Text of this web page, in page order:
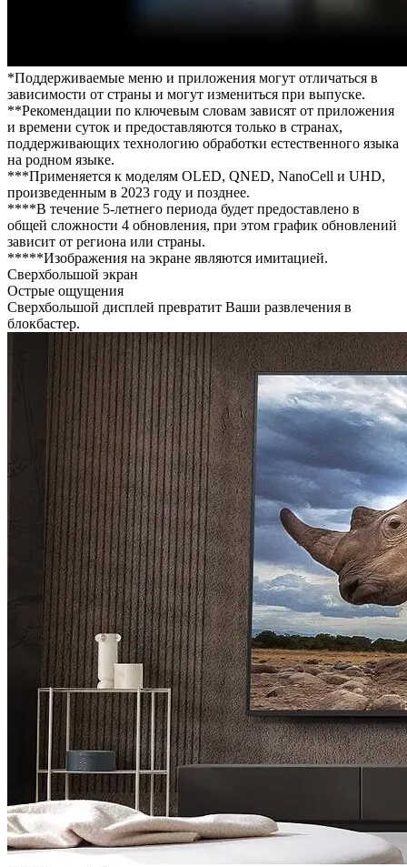
*Поддерживаемые меню и приложения могут отличаться в
зависимости от страны и могут измениться при выпуске.
**Рекомендации по ключевым словам зависят от приложения
и времени суток и предоставляются только в странах,
поддерживающих технологию обработки естественного языка
на родном языке.
***Применяется к моделям OLED, QNED, NanoCell и UHD,
произведенным в 2023 году и позднее.
****В течение 5-летнего периода будет предоставлено в
общей сложности 4 обновления, при этом график обновлений
зависит от региона или страны.
*****Изображения на экране являются имитацией.
Сверхбольшой экран
Острые ощущения
Сверхбольшой дисплей превратит Ваши развлечения в
блокбастер.